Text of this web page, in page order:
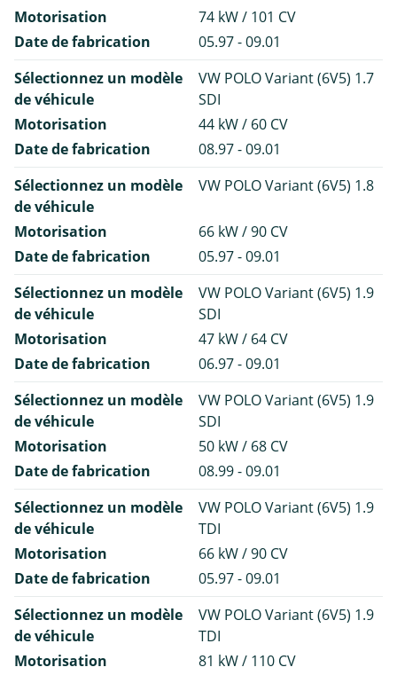
Motorisation
74 kW / 101 CV
Date de fabrication
05.97 - 09.01
Sélectionnez un modèle
de véhicule
VW POLO Variant (6V5) 1.7
SDI
Motorisation
44 kW / 60 CV
Date de fabrication
08.97 - 09.01
Sélectionnez un modèle
de véhicule
VW POLO Variant (6V5) 1.8
Motorisation
66 kW / 90 CV
Date de fabrication
05.97 - 09.01
Sélectionnez un modèle
de véhicule
VW POLO Variant (6V5) 1.9
SDI
Motorisation
47 kW / 64 CV
Date de fabrication
06.97 - 09.01
Sélectionnez un modèle
de véhicule
VW POLO Variant (6V5) 1.9
SDI
Motorisation
50 kW / 68 CV
Date de fabrication
08.99 - 09.01
Sélectionnez un modèle
de véhicule
VW POLO Variant (6V5) 1.9
TDI
Motorisation
66 kW / 90 CV
Date de fabrication
05.97 - 09.01
Sélectionnez un modèle
de véhicule
VW POLO Variant (6V5) 1.9
TDI
Motorisation
81 kW / 110 CV